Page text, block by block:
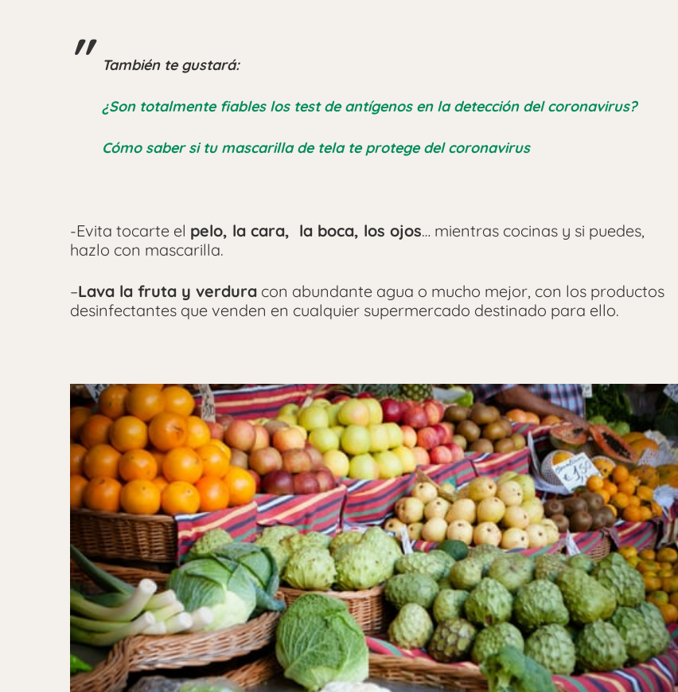
También te gustará:
¿Son totalmente fiables los test de antígenos en la detección del coronavirus?
Cómo saber si tu mascarilla de tela te protege del coronavirus
-Evita tocarte el pelo, la cara, la boca, los ojos… mientras cocinas y si puedes,
hazlo con mascarilla.
–Lava la fruta y verdura con abundante agua o mucho mejor, con los productos
desinfectantes que venden en cualquier supermercado destinado para ello.